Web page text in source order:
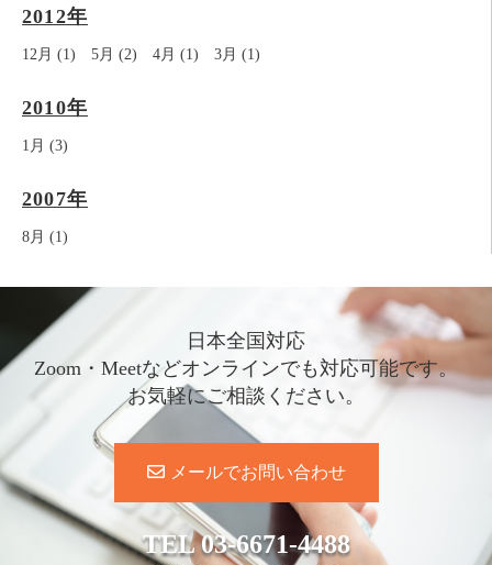
2012年
12月 (1) 5月 (2) 4月 (1) 3月 (1)
2010年
1月 (3)
2007年
8月 (1)
日本全国対応
Zoom・Meetなどオンラインでも対応可能です。
お気軽にご相談ください。
メールでお問い合わせ
TEL03-6671-4488